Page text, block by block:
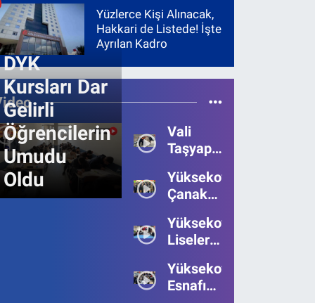
Yüzlerce Kişi Alınacak,
Hakkari de Listede! İşte
Ayrılan Kadro
DYK
Kursları Dar
Gelirli
Öğrencilerin
Umudu
Oldu
Vali
Taşyapan,
Bölgesinde
İncelemelerde
Bulundu
Yüksekova’da
Çanakkale
111.Yılı
Kutlandı
Yüksekova’da
Liseler
Bilgi
Yarışmasının
Yüksekova
Esnafı